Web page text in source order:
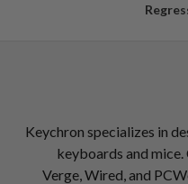
Keychron specializes in
keyboards and
Verge, Wired, and